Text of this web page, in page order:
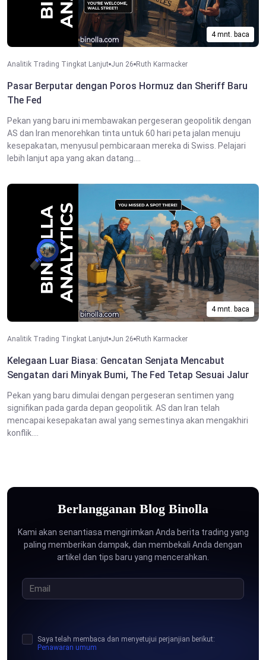
4 mnt. baca
Analitik Trading Tingkat Lanjut Jun 26 Ruth Karmacker
Pasar Berputar dengan Poros Hormuz dan Sheriff Baru
The Fed
Pekan yang baru ini membawakan pergeseran geopolitik dengan
AS dan Iran menorehkan tinta untuk 60 hari peta jalan menuju
kesepakatan, menyusul pembicaraan mereka di Swiss. Pelajari
lebih lanjut apa yang akan datang....
4 mnt. baca
Analitik Trading Tingkat Lanjut Jun 26 Ruth Karmacker
Kelegaan Luar Biasa: Gencatan Senjata Mencabut
Sengatan dari Minyak Bumi, The Fed Tetap Sesuai Jalur
Pekan yang baru dimulai dengan pergeseran sentimen yang
signifikan pada garda depan geopolitik. AS dan Iran telah
mencapai kesepakatan awal yang semestinya akan mengakhiri
konflik....
Berlangganan Blog Binolla
Kami akan senantiasa mengirimkan Anda berita trading yang
paling memberikan dampak, dan membekali Anda dengan
artikel dan tips baru yang mencerahkan.
Saya telah membaca dan menyetujui perjanjian berikut:
Penawaran umum